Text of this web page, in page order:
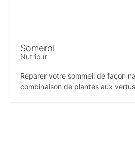
Somerol
Nutripur
Réparer votre sommeil de façon
combinaison de plantes aux